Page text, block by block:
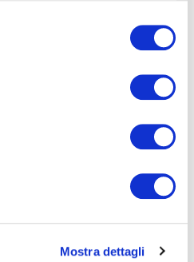
Mostra dettagli
più divertente (foto Bikeshow.cc)